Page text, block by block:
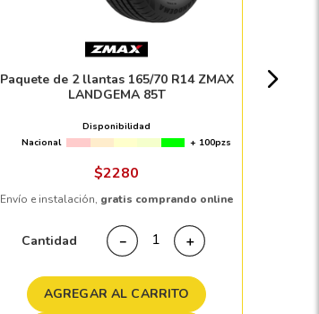
Paquete de 2 llantas 165/70 R14 ZMAX
LANDGEMA 85T
Disponibilidad
Nacional
+ 100pzs
$2280
Envío e instalación, gratis comprando online
Cantidad ＋
－
AGREGAR AL CARRITO